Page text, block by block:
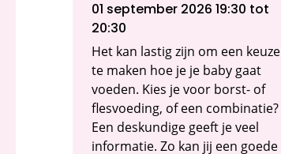
01 september 2026 19:30 tot
20:30
Het kan lastig zijn om een keuze
te maken hoe je je baby gaat
voeden. Kies je voor borst- of
flesvoeding, of een combinatie?
Een deskundige geeft je veel
informatie. Zo kan jij een goede